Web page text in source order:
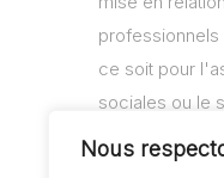
Nous
ce soit pour
sociales ou le
vous aider à